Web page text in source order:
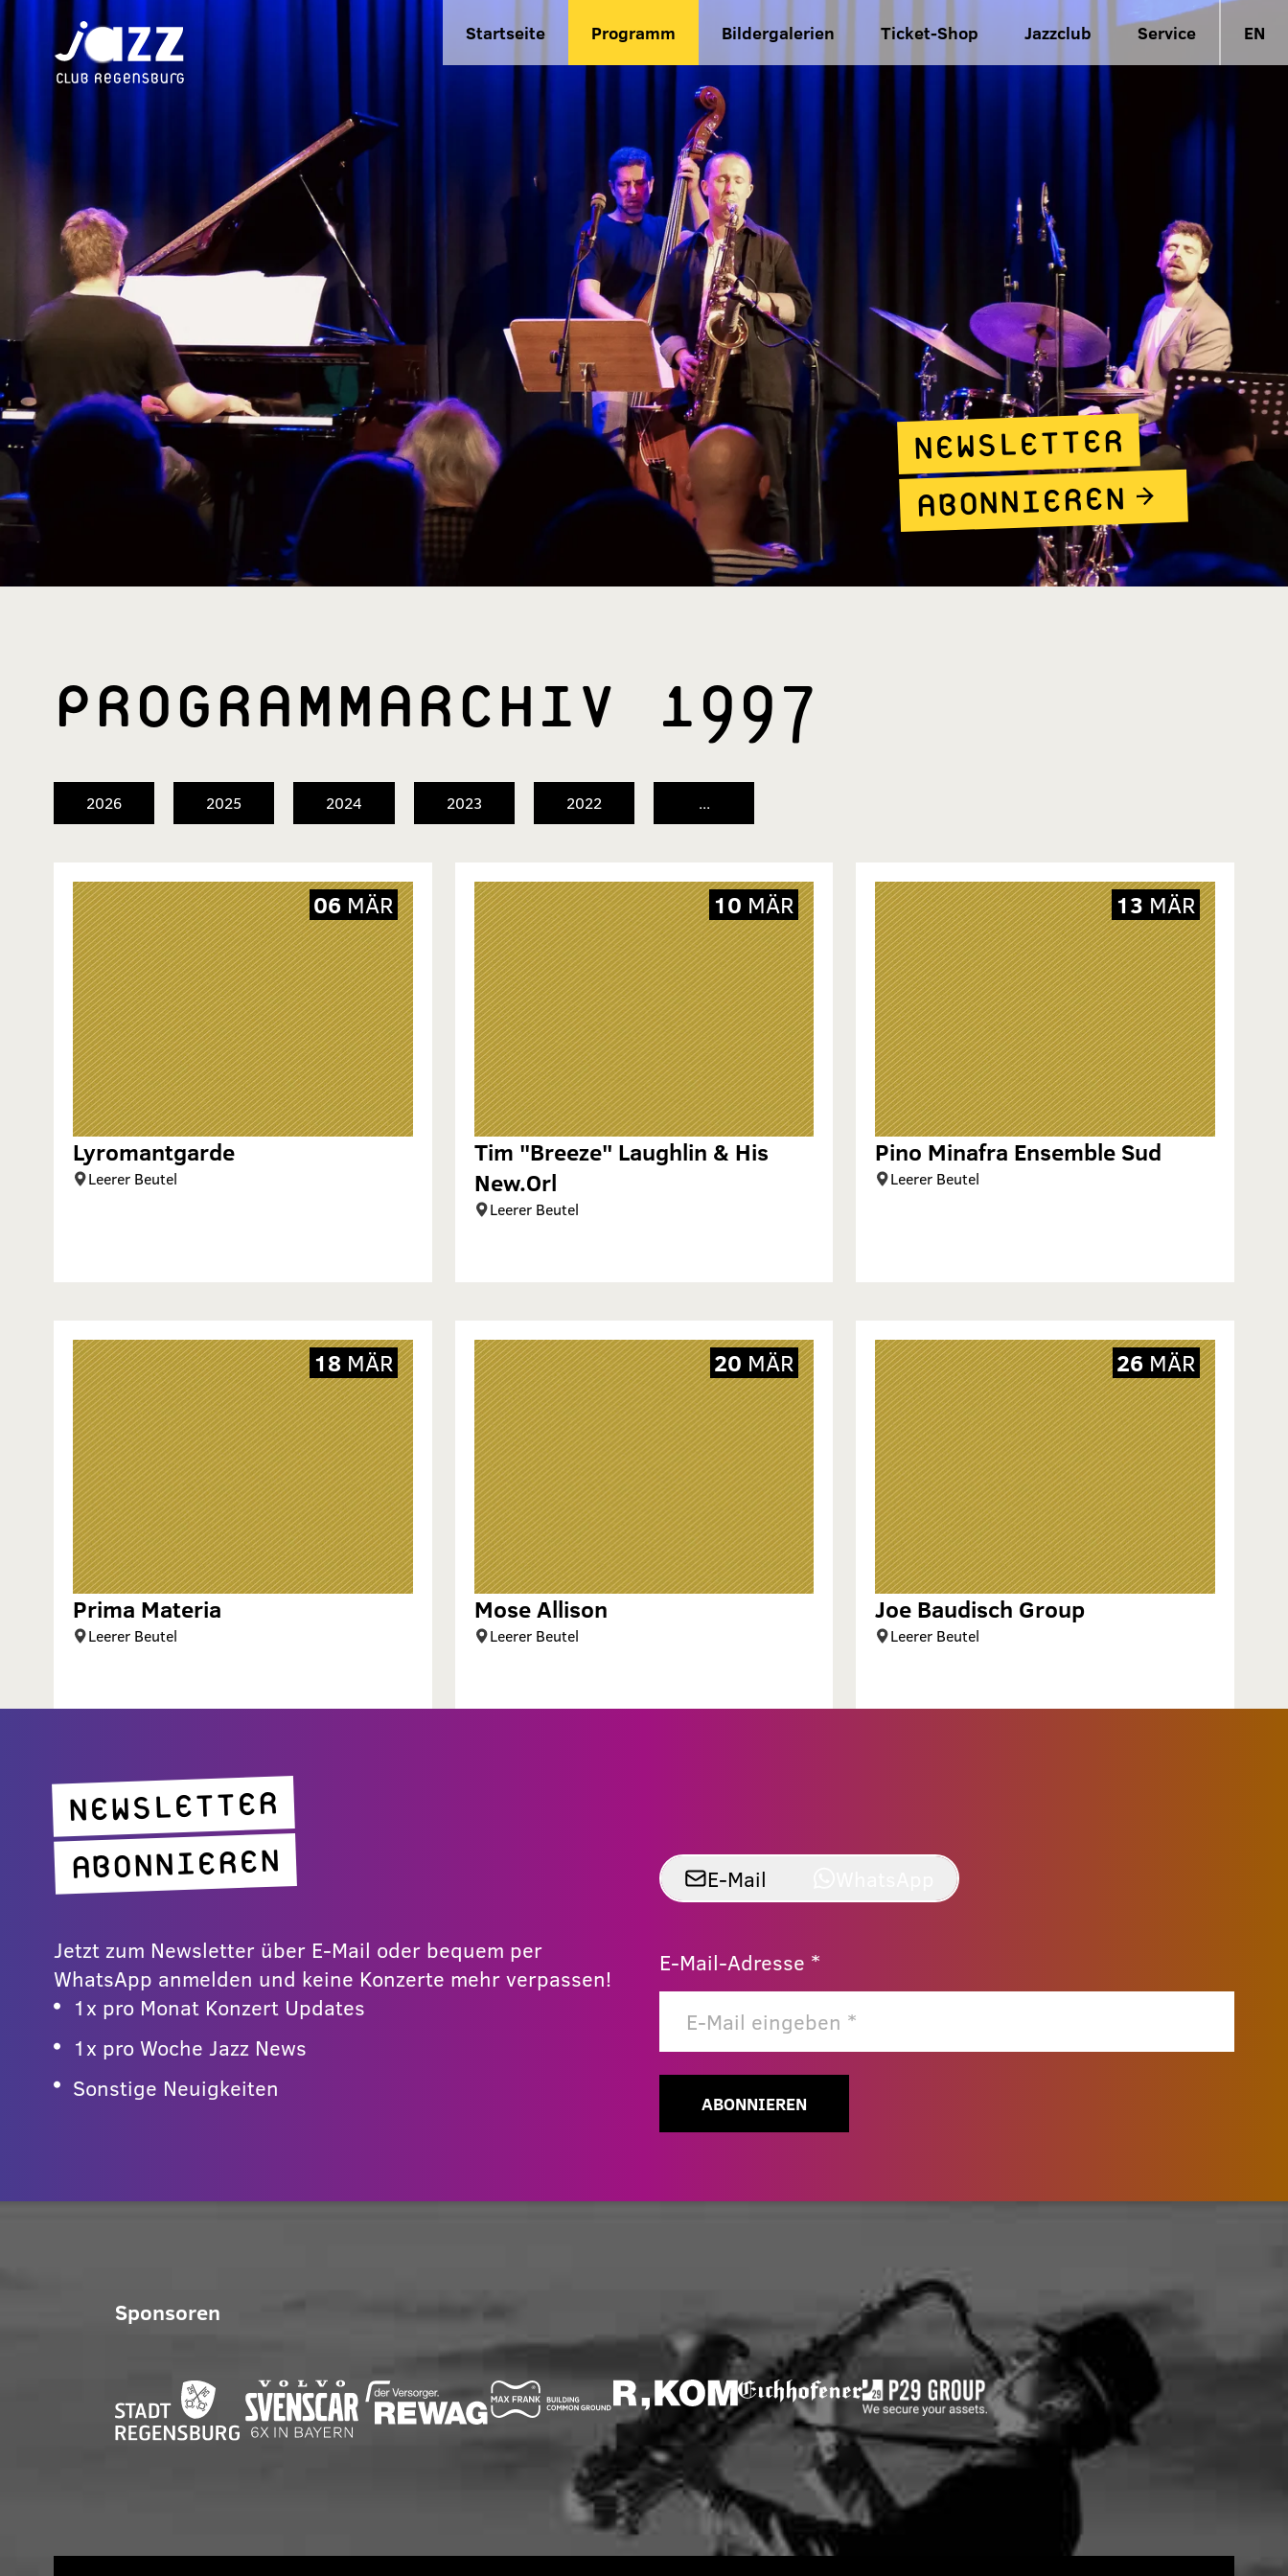
Startseite Programm Bildergalerien Ticket-Shop Jazzclub Service EN
NEWSLETTER
ABONNIEREN
PROGRAMM­ARCHIV 1997
2026 2025 2024 2023 2022 ...
Lyromantgarde
Leerer Beutel
06 MÄR
Tim "Breeze" Laughlin & His
New.Orl
Leerer Beutel
10 MÄR
Pino Minafra Ensemble Sud
Leerer Beutel
13 MÄR
Prima Materia
Leerer Beutel
18 MÄR
Mose Allison
Leerer Beutel
20 MÄR
Joe Baudisch Group
Leerer Beutel
26 MÄR
NEWSLETTER
ABONNIEREN
Jetzt zum Newsletter über E-Mail oder bequem per
WhatsApp anmelden und keine Konzerte mehr verpassen!
1x pro Monat Konzert Updates
1x pro Woche Jazz News
Sonstige Neuigkeiten
E-Mail
E-Mail-Adresse *
ABONNIEREN
Sponsoren